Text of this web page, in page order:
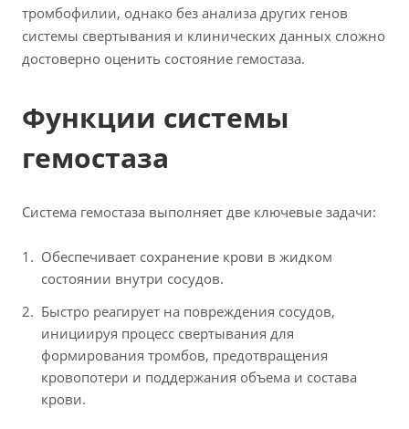
тромбофилии, однако без анализа других генов
системы свертывания и клинических данных сложно
достоверно оценить состояние гемостаза.
Функции системы
гемостаза
Система гемостаза выполняет две ключевые задачи:
Обеспечивает сохранение крови в жидком
состоянии внутри сосудов.
Быстро реагирует на повреждения сосудов,
инициируя процесс свертывания для
формирования тромбов, предотвращения
кровопотери и поддержания объема и состава
крови.